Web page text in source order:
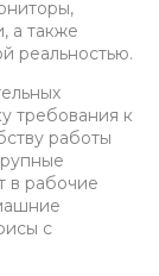
а также
реальностью.
требования к
работы
в рабочие
с